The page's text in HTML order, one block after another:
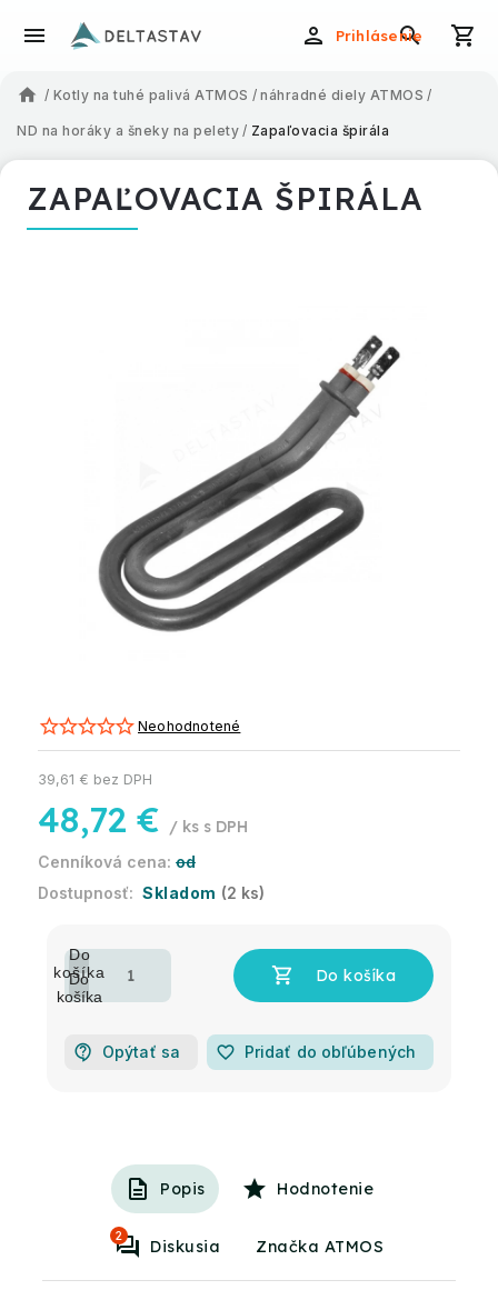
Prihlásenie
/ Kotly na tuhé palivá ATMOS / náhradné diely ATMOS /
ND na horáky a šneky na pelety / Zapaľovacia špirála
ZAPAĽOVACIA ŠPIRÁLA
Neohodnotené
od
48,72 € / ks
39,61 € bez DPH
Skladom (2 ks)
Opýtať sa favorite_border Pridať do obľúbených
Popis Hodnotenie
2
Diskusia Značka ATMOS